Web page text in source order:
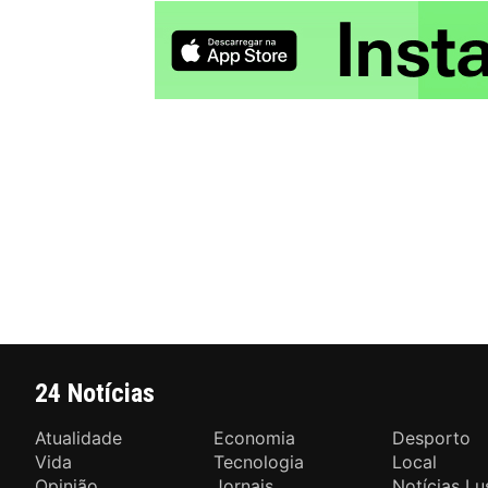
24 Notícias
Atualidade Economia
Desporto
Vida
Tecnologia
Local